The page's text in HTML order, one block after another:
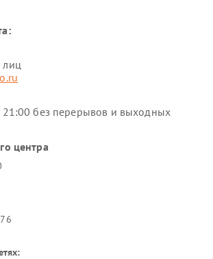
лиц
без перерывов и выходных
центра